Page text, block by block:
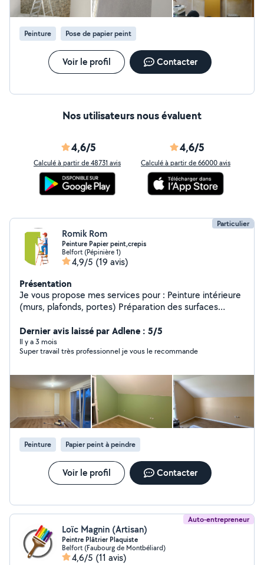
Peinture Pose de papier peint
Voir le profil Contacter
Nos utilisateurs nous évaluent
4,6/5
Calculé à partir de 48731 avis
4,6/5
Calculé à partir de 66000 avis
Particulier
Romik Rom
Peinture Papier peint,crepis
Belfort (Pépinière 1)
4,9/5 (19 avis)
Présentation
Je vous propose mes services pour : Peinture intérieure
(murs, plafonds, portes) Préparation des surfaces
soignées Travail de qualité Sérieux et ponctuel Prix
raisonnables N'hésitez pas à me contacter pour un devis
ou plus d'informations !
Dernier avis laissé par Adlene : 5/5
Il y a 3 mois
Super travail très professionnel je vous le recommande
Peinture Papier peint à peindre
Voir le profil Contacter
Auto-entrepreneur
Loïc Magnin (Artisan)
Peintre Plâtrier Plaquiste
Belfort (Faubourg de Montbéliard)
4,6/5 (11 avis)